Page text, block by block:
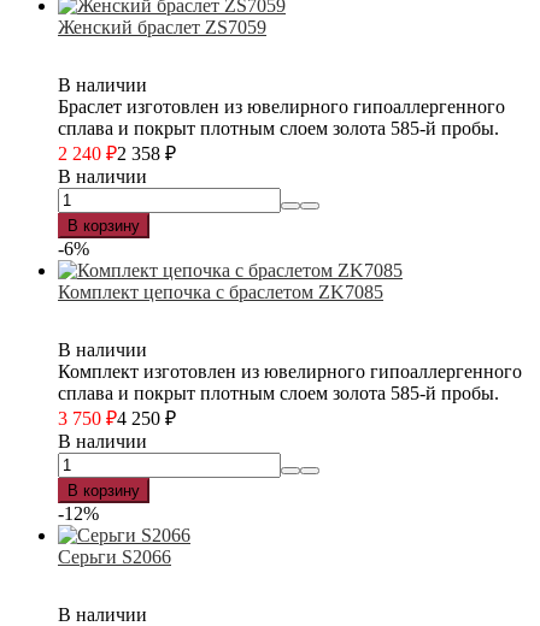
Женский браслет ZS7059
В наличии
Браслет изготовлен из ювелирного гипоаллергенного
сплава и покрыт плотным слоем золота 585-й пробы.
2 240 ₽2 358 ₽
В наличии
В корзину
-6%
Комплект цепочка с браслетом ZK7085
В наличии
Комплект изготовлен из ювелирного гипоаллергенного
сплава и покрыт плотным слоем золота 585-й пробы.
3 750 ₽4 250 ₽
В наличии
В корзину
-12%
Серьги S2066
В наличии